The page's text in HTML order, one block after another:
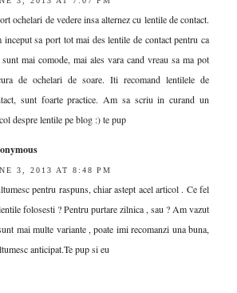
ochelari de vedere insa alternez cu lentile de contact.
inceput sa port tot mai des lentile de contact pentru ca
mai comode, mai ales vara cand vreau sa ma pot
de ochelari de soare. Iti recomand lentilele de
sunt foarte practice. Am sa scriu in curand un
despre lentile pe blog :) te pup
3, 2013 AT 8:48 PM
pentru raspuns, chiar astept acel articol . Ce fel
folosesti ? Pentru purtare zilnica , sau ? Am vazut
mai multe variante , poate imi recomanzi una buna,
anticipat.Te pup si eu